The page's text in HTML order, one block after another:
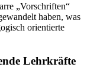
„Vorschriften“
haben, was
orientierte
Lehrkräfte